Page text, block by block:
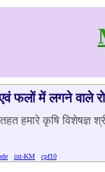
फलों में लगने वाले
हमारे कृषि विशेषज्ञ
int-KM cpf10